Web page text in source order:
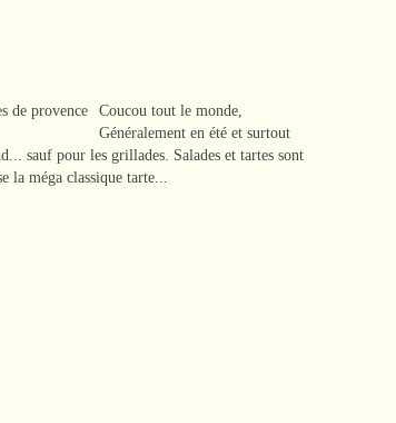
Coucou tout le monde,
Généralement en été et surtout
sauf pour les grillades. Salades et tartes sont
la méga classique tarte...